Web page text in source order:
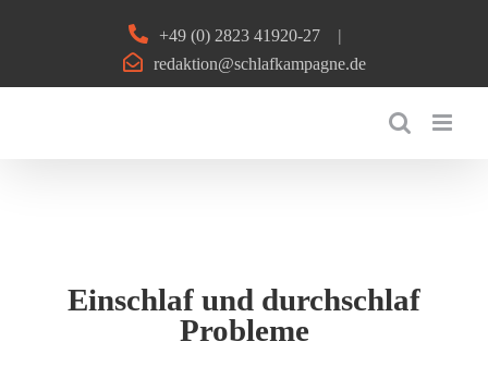
+49 (0) 2823 41920-27
|
redaktion@schlafkampagne.de
Einschlaf und durchschlaf
Probleme